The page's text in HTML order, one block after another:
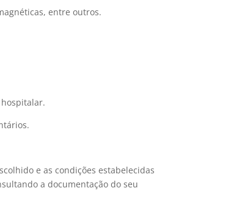
entre outros.
e as condições estabelecidas
a documentação do seu